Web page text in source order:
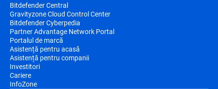
Bitdefender Central
Gravityzone Cloud Control Center
Bitdefender Cyberpedia
Partner Advantage Network Portal
Portalul de marcă
Asistență pentru acasă
Asistență pentru companii
Investitori
Cariere
InfoZone